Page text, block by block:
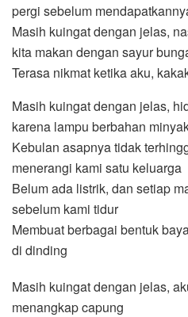
pergi sebelum
Masih kuingat dengan jelas,
kita makan dengan sayur
Terasa nikmat ketika aku,
Masih kuingat dengan jelas,
karena lampu berbahan
Kebulan asapnya tidak
menerangi kami satu keluarga
Belum ada listrik, dan setiap
sebelum kami tidur
Membuat berbagai bentuk
di dinding
Masih kuingat dengan jelas,
menangkap capung